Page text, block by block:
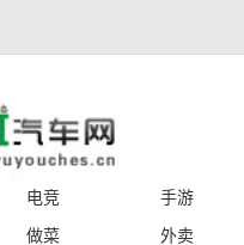
电竞
手游
做菜
外卖